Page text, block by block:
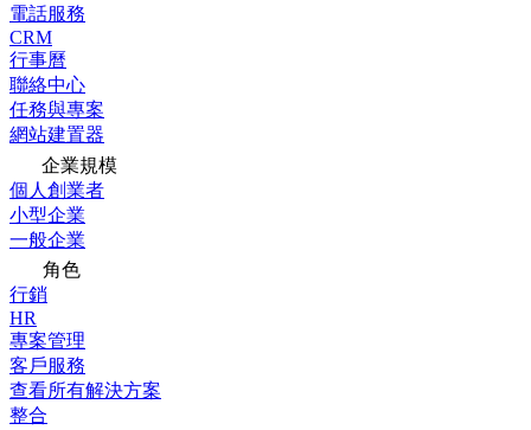
電話服務
CRM
行事曆
聯絡中心
任務與專案
網站建置器
企業規模
個人創業者
小型企業
一般企業
角色
行銷
HR
專案管理
客戶服務
查看所有解決方案
整合